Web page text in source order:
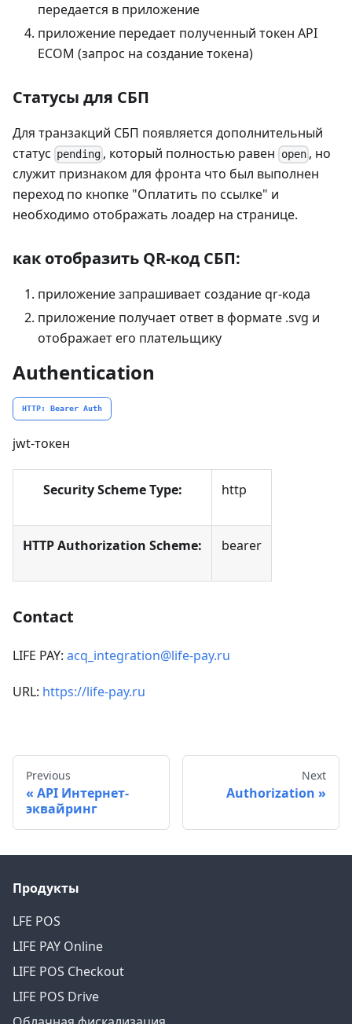
передается в приложение
приложение передает полученный токен API
ECOM (запрос на создание токена)
Статусы для СБП
Для транзакций СБП появляется дополнительный
статус pending , который полностью равен open, но
служит признаком для фронта что был выполнен
переход по кнопке "Оплатить по ссылке" и
необходимо отображать лоадер на странице.
как отобразить QR-код СБП:
приложение запрашивает создание qr-кода
приложение получает ответ в формате .svg и
отображает его плательщику
Authentication
HTTP: Bearer Auth
jwt-токен
Security Scheme Type: http
HTTP Authorization Scheme: bearer
Contact
LIFE PAY: acq_integration@life-pay.ru
URL: https://life-pay.ru
Previous
API Интернет-
эквайринг
Next
Authorization
Продукты
LFE POS
LIFE PAY Online
LIFE POS Checkout
LIFE POS Drive